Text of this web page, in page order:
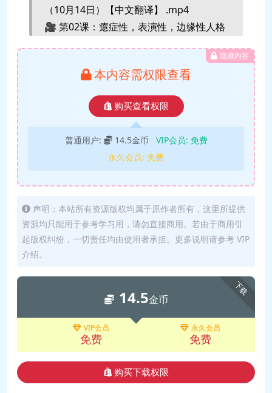
（10月14日）【中文翻译】 .mp4
🎥 第02课：癔症性，表演性，边缘性人格
🎥 第03课（自恋型人格障碍、反社会人
格）修正版 .mp4
🎥 第03课：自恋人格、反社会人格【肯伯
格原声+中英字幕】 .mp4
🎥 第03课：自恋人格、反社会人格（10月
21日早上630）【中文翻译】 .mp4
🎥 第03课：自恋人格、反社会人格（10月
格）字幕修正版 .mp4
🎥 第04课：分裂型、回避型、偏执型人格
【肯伯格原声+中英字幕】 .mp4
🎥 第04课：分裂型、回避型、偏执型人格
（10月28日早上630）【英文原声】 .mp4
🎥 第05讲字幕修正版（抑郁-受虐人格、疑
病症、suicide议题） .mp4
🎥 第05课：抑郁-受虐人格、suicide议题
（11月4日早上630）【中文翻译】 .mp4
隐藏内容
本内容需权限查看
购买查看权限
普通用户: 14.5金币 VIP会员: 免费
永久会员: 免费
声明：本站所有资源版权均属于原作者所有，这里所提供
资源均只能用于参考学习用，请勿直接商用。若由于商用引
起版权纠纷，一切责任均由使用者承担。更多说明请参考 VIP
介绍。
下载
14.5金币
VIP会员
免费
永久会员
免费
购买下载权限